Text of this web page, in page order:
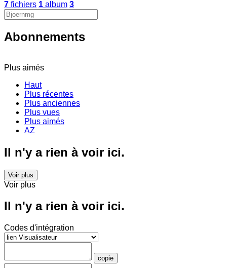
7 fichiers 1 album 3
Abonnements
Plus aimés
Haut
Plus récentes
Plus anciennes
Plus vues
Plus aimés
AZ
Il n'y a rien à voir ici.
Voir plus
Voir plus
Il n'y a rien à voir ici.
Codes d'intégration
copie